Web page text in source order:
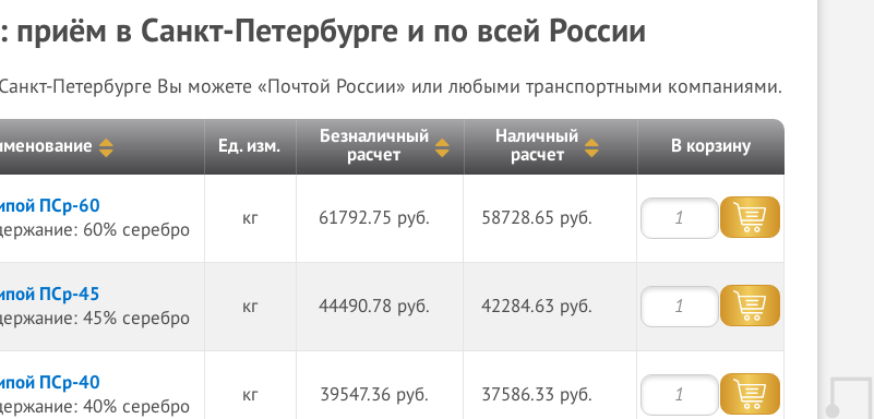
в Санкт-Петербурге и по всей России
Петербурге Вы можете «Почтой России» или любыми транспортными компаниями.
Ед. изм.
Безналичный
расчет
Наличный
расчет
В корзину
ПСр-60
60% серебро
кг 61792.75 руб. 58728.65 руб.
ПСр-45
45% серебро
кг 44490.78 руб. 42284.63 руб.
ПСр-40
40% серебро
кг 39547.36 руб. 37586.33 руб.